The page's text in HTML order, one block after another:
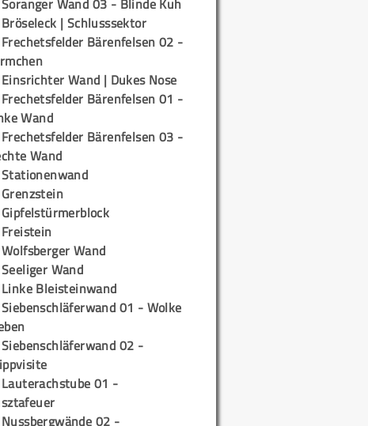
Soranger Wand 03 - Blinde Kuh
Bröseleck | Schlusssektor
Frechetsfelder Bärenfelsen 02 -
Einsrichter Wand | Dukes Nose
Frechetsfelder Bärenfelsen 01 -
Wand
Frechetsfelder Bärenfelsen 03 -
Wand
Stationenwand
Grenzstein
Gipfelstürmerblock
Freistein
Wolfsberger Wand
Seeliger Wand
Linke Bleisteinwand
Siebenschläferwand 01 - Wolke
Siebenschläferwand 02 -
Lauterachstube 01 -
Nussbergwände 02 -